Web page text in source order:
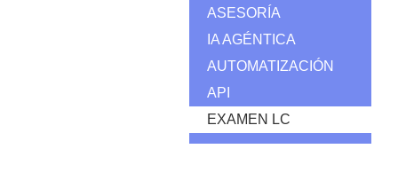
ASESORÍA
IA AGÉNTICA
AUTOMATIZACIÓN
API
EXAMEN LC